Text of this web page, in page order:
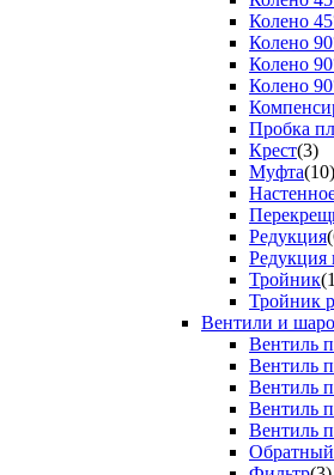
Колено
Колено
Колено
Колено
Пробка
Крест(3)
Муфта(10)
Редукция
Редукция
Тройник
Тройник
Вентили и
Вентиль
Вентиль
Вентиль
Вентиль
Вентиль